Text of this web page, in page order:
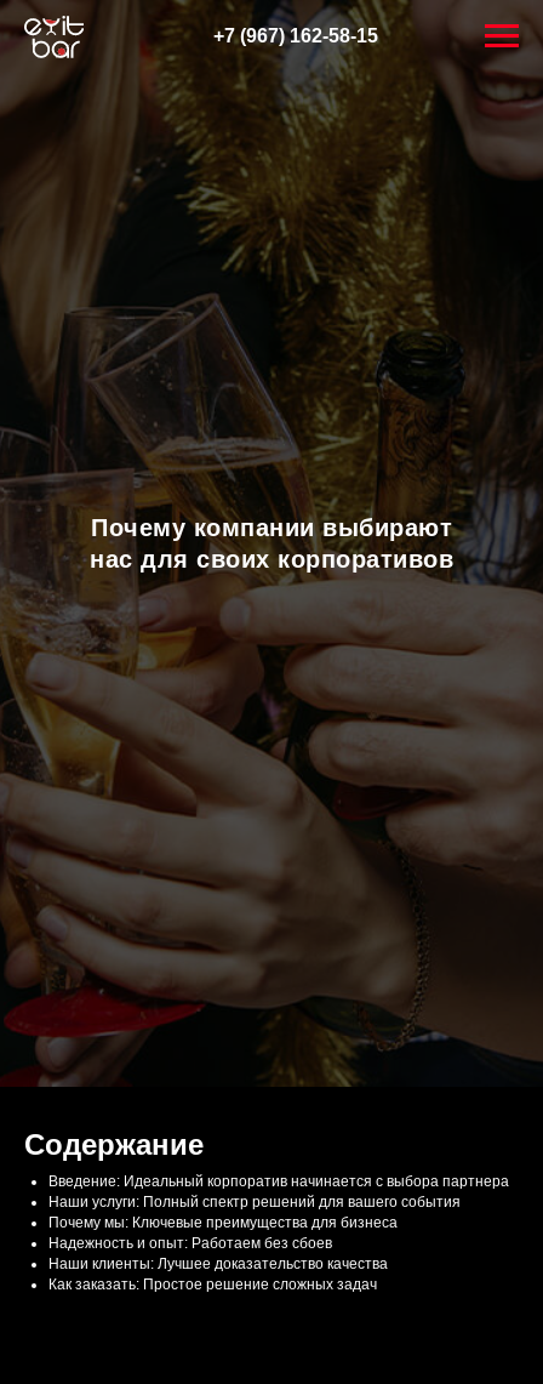
+7 (967) 162-58-15
Почему компании выбирают
нас для своих корпоративов
Содержание
Введение: Идеальный корпоратив начинается с выбора партнера
Наши услуги: Полный спектр решений для вашего события
Почему мы: Ключевые преимущества для бизнеса
Надежность и опыт: Работаем без сбоев
Наши клиенты: Лучшее доказательство качества
Как заказать: Простое решение сложных задач